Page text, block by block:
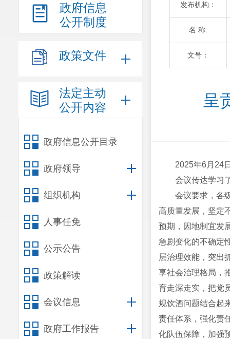
政府信息
公开制度
政策文件
法定主动
公开内容
政府信息公开目录
政府领导
组织机构
人事任免
公示公告
政策解读
会议信息
政府工作报告
发布机构：
名 称:
文号：
呈
2025年6月 24
会议传达学习
会议要求， 各
高质量发展，坚定
预期，因地制宜发
急剧变化的不确定
层治理效能 ，突出
享社会治理格局，
育走深走实，把党
规饮酒问题结合起
责任体系， 强化责
化队伍保障，加强